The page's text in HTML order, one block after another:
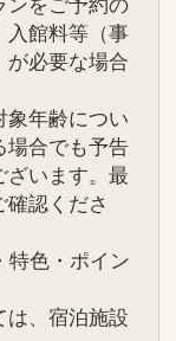
ンをご予約の
入館料等（事
が必要な場合
象年齢につい
場合でも予告
ざいます。最
確認くださ
特色・ポイン
は、宿泊施設